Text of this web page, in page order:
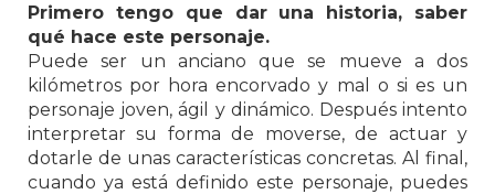
Primero tengo que dar una historia, saber
qué hace este personaje.
Puede ser un anciano que se mueve a dos
kilómetros por hora encorvado y mal o si es un
personaje joven, ágil y dinámico. Después intento
interpretar su forma de moverse, de actuar y
dotarle de unas características concretas. Al final,
cuando ya está definido este personaje, puedes